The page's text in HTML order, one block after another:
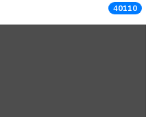
40110